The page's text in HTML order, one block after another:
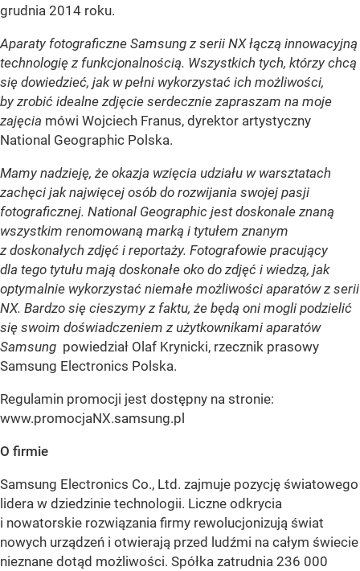
grudnia 2014 roku.
Aparaty fotograficzne Samsung z serii NX łączą innowacyjną
technologię z funkcjonalnością. Wszystkich tych, którzy chcą
się dowiedzieć, jak w pełni wykorzystać ich możliwości,
by zrobić idealne zdjęcie serdecznie zapraszam na moje
zajęcia mówi Wojciech Franus, dyrektor artystyczny
National Geographic Polska.
Mamy nadzieję, że okazja wzięcia udziału w warsztatach
zachęci jak najwięcej osób do rozwijania swojej pasji
fotograficznej. National Geographic jest doskonale znaną
wszystkim renomowaną marką i tytułem znanym
z doskonałych zdjęć i reportaży. Fotografowie pracujący
dla tego tytułu mają doskonałe oko do zdjęć i wiedzą, jak
optymalnie wykorzystać niemałe możliwości aparatów z serii
NX. Bardzo się cieszymy z faktu, że będą oni mogli podzielić
się swoim doświadczeniem z użytkownikami aparatów
Samsung ­ powiedział Olaf Krynicki, rzecznik prasowy
Samsung Electronics Polska.
Regulamin promocji jest dostępny na stronie:
www.promocjaNX.samsung.pl
O firmie
Samsung Electronics Co., Ltd. zajmuje pozycję światowego
lidera w dziedzinie technologii. Liczne odkrycia
i nowatorskie rozwiązania firmy rewolucjonizują świat
nowych urządzeń i otwierają przed ludźmi na całym świecie
nieznane dotąd możliwości. Spółka zatrudnia 236 000